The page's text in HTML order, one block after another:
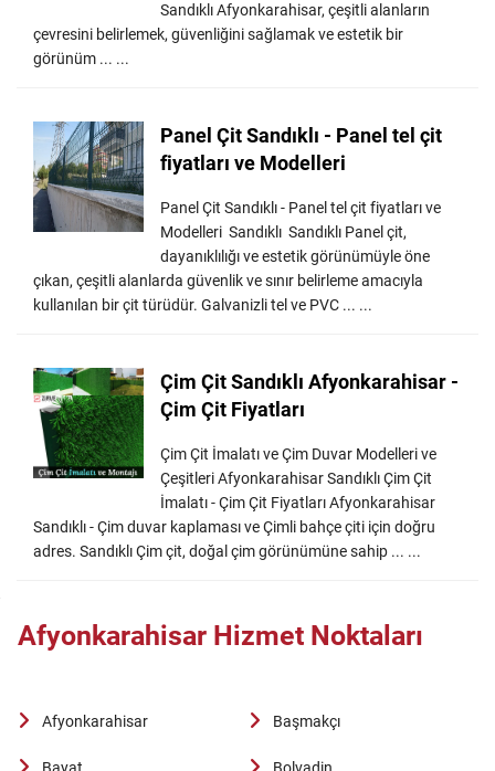
Sandıklı Afyonkarahisar, çeşitli alanların
çevresini belirlemek, güvenliğini sağlamak ve estetik bir
görünüm ... ...
Panel Çit Sandıklı - Panel tel çit
fiyatları ve Modelleri
Panel Çit Sandıklı - Panel tel çit fiyatları ve
Modelleri Sandıklı Sandıklı Panel çit,
dayanıklılığı ve estetik görünümüyle öne
çıkan, çeşitli alanlarda güvenlik ve sınır belirleme amacıyla
kullanılan bir çit türüdür. Galvanizli tel ve PVC ... ...
Çim Çit Sandıklı Afyonkarahisar -
Çim Çit Fiyatları
Çim Çit İmalatı ve Çim Duvar Modelleri ve
Çeşitleri Afyonkarahisar Sandıklı Çim Çit
İmalatı - Çim Çit Fiyatları Afyonkarahisar
Sandıklı - Çim duvar kaplaması ve Çimli bahçe çiti için doğru
adres. Sandıklı Çim çit, doğal çim görünümüne sahip ... ...
Afyonkarahisar Hizmet Noktaları
Afyonkarahisar Başmakçı